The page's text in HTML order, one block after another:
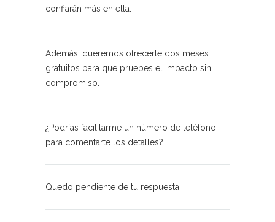
confiarán más en ella.
Además, queremos ofrecerte dos meses
gratuitos para que pruebes el impacto sin
compromiso.
¿Podrías facilitarme un número de teléfono
para comentarte los detalles?
Quedo pendiente de tu respuesta.